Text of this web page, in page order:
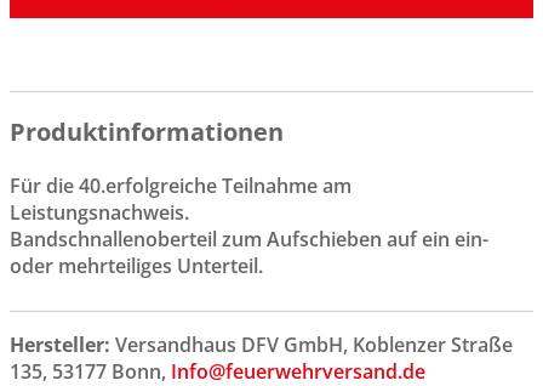
Produktinformationen
Für die 40.erfolgreiche Teilnahme am
Leistungsnachweis.
Bandschnallenoberteil zum Aufschieben auf ein ein-
oder mehrteiliges Unterteil.
Hersteller: Versandhaus DFV GmbH, Koblenzer Straße
135, 53177 Bonn, Info@feuerwehrversand.de